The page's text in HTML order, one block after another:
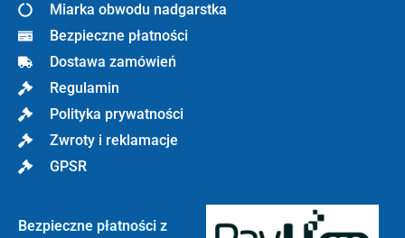
Miarka obwodu nadgarstka
Bezpieczne płatności
Dostawa zamówień
Regulamin
Polityka prywatności
Zwroty i reklamacje
GPSR
Bezpieczne płatności z